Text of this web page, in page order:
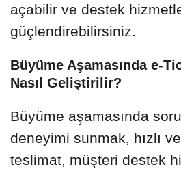
açabilir ve destek
güçlendirebilirsiniz.
Büyüme Aşamasında e-
Nasıl Geliştirilir?
Büyüme aşamasında
deneyimi sunmak, hızlı
teslimat, müşteri destek